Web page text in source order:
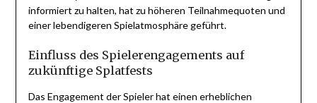
informiert zu halten, hat zu höheren Teilnahmequoten und
einer lebendigeren Spielatmosphäre geführt.
Einfluss des Spielerengagements auf
zukünftige Splatfests
Das Engagement der Spieler hat einen erheblichen